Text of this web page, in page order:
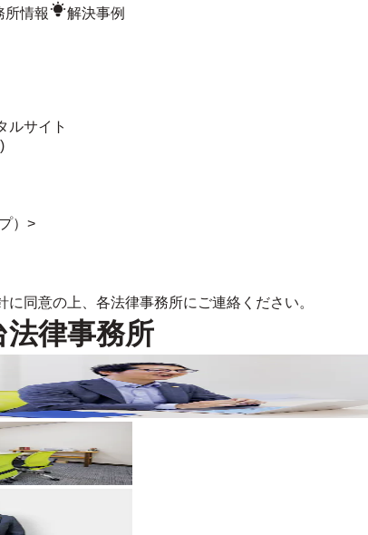
所情報 解決事例
ルサイト
） >
に同意の上、各法律事務所にご連絡ください。
法律事務所